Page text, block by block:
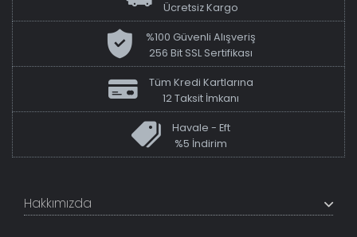
Ücretsiz Kargo
%100 Güvenli Alışveriş
256 Bit SSL Sertifikası
Tüm Kredi Kartlarına
12 Taksit İmkanı
Havale - Eft
%5 İndirim
Hakkımızda